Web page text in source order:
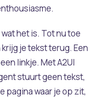
het is. Tot nu toe
je tekst terug. Een
linkje. Met A2UI
stuurt geen tekst,
pagina waar je op zit,